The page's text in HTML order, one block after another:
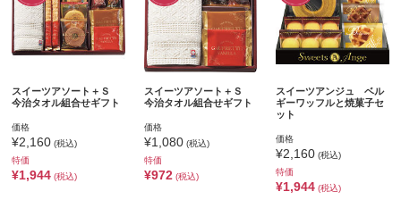
スイーツアソート＋Ｓ
今治タオル組合せギフト
価格
¥2,160 (税込)
特価
¥1,944 (税込)
スイーツアソート＋Ｓ
今治タオル組合せギフト
価格
¥1,080(税込)
特価
¥972(税込)
スイーツアンジュ ベル
ギーワッフルと焼菓子セ
ット
価格
¥2,160 (税込)
特価
¥1,944 (税込)